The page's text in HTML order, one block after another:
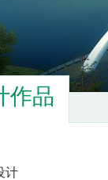
作品
计